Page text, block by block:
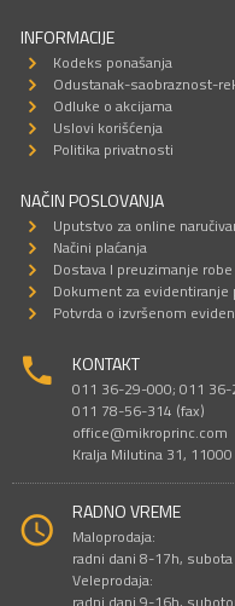
INFORMACIJE
Kodeks ponašanja
Odustanak-saobraznost-
Odluke o akcijama
Uslovi korišćenja
Politika privatnosti
NAČIN POSLOVANJA
Uputstvo za online
Načini plaćanja
Dostava I preuzimanje robe
Dokument za
Potvrda o izvršenom
KONTAKT
011 36-29-000; 011
011 78-56-314 (fax)
office@mikroprinc.com
Kralja Milutina 31,
RADNO VREME
Maloprodaja:
radni dani 8-17h,
Veleprodaja: